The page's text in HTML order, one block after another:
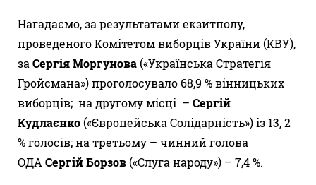
Нагадаємо, за результатами екзитполу,
проведеного Комітетом виборців України (КВУ),
за Сергія Моргунова(«Українська Стратегія
Гройсмана») проголосувало 68,9 % вінницьких
виборців; на другому місці – Сергій
Кудлаєнко(«Європейська Солідарність») із 13, 2
% голосів; на третьому – чинний голова
ОДА Сергій Борзов(«Слуга народу») – 7,4 %.